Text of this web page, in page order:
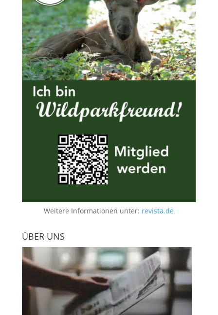
Weitere Informationen unter: revista.de
ÜBER UNS